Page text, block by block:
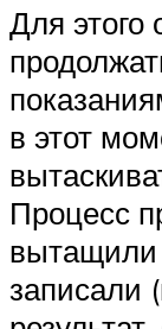
Для этого
в этот
Процесс
вытащили
записали